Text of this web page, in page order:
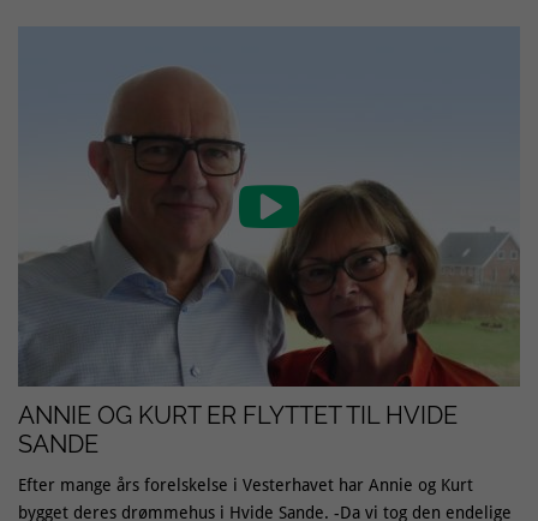

ANNIE OG KURT ER FLYTTET TIL HVIDE
SANDE
Efter mange års forelskelse i Vesterhavet har Annie og Kurt
bygget deres drømmehus i Hvide Sande. -Da vi tog den endelige